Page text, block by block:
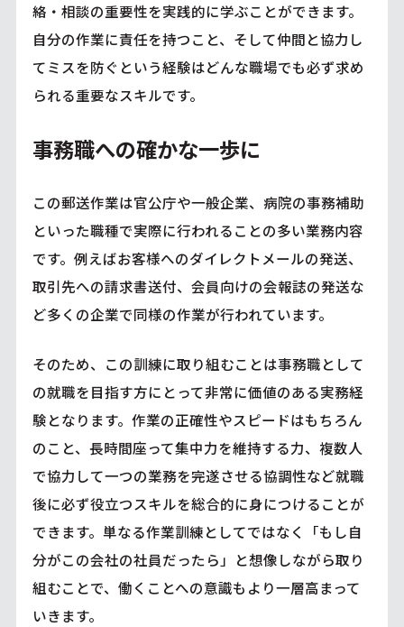
絡・相談の重要性を実践的に学ぶことができます。
自分の作業に責任を持つこと、そして仲間と協力し
てミスを防ぐという経験はどんな職場でも必ず求め
られる重要なスキルです。
事務職への確かな一歩に
この郵送作業は官公庁や一般企業、病院の事務補助
といった職種で実際に行われることの多い業務内容
です。例えばお客様へのダイレクトメールの発送、
取引先への請求書送付、会員向けの会報誌の発送な
ど多くの企業で同様の作業が行われています。
そのため、この訓練に取り組むことは事務職として
の就職を目指す方にとって非常に価値のある実務経
験となります。作業の正確性やスピードはもちろん
のこと、長時間座って集中力を維持する力、複数人
で協力して一つの業務を完遂させる協調性など就職
後に必ず役立つスキルを総合的に身につけることが
できます。単なる作業訓練としてではなく「もし自
分がこの会社の社員だったら」と想像しながら取り
組むことで、働くことへの意識もより一層高まって
いきます。